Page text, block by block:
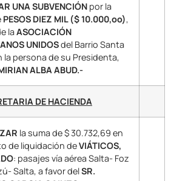
UNA SUBVENCIÓN por la
PESOS DIEZ MIL ($ 10.000,oo),
laASOCIACIÓN
UNIDOSdel Barrio Santa
la persona de su Presidenta,
ALBA ABUD.-
DE HACIENDA
la suma de $ 30.732,69 en
de liquidación deVIÁTICOS,
: pasajes vía aérea Salta- Foz
Salta, a favor delSR.